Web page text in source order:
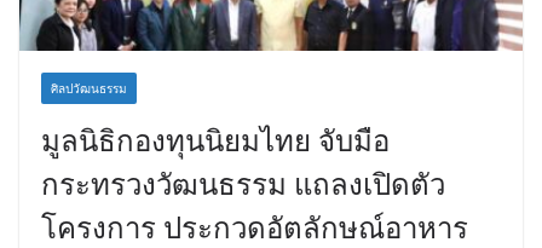
ศิลปวัฒนธรรม
มูลนิธิกองทุนนิยมไทย จับมือ
กระทรวงวัฒนธรรม แถลงเปิดตัว
โครงการ ประกวดอัตลักษณ์อาหาร